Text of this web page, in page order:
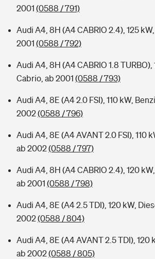
2001 (0588 / 791)
Audi A4, 8H (A4 CABRIO 2.4), 125
2001 (0588 / 792)
Audi A4, 8H (A4 CABRIO 1.8 TURBO),
Cabrio, ab 2001 (0588 / 793)
Audi A4, 8E (A4 2.0 FSI), 110 kW,
2002(0588 / 796)
Audi A4, 8E (A4 AVANT 2.0 FSI), 110
ab 2002(0588 / 797)
Audi A4, 8H (A4 CABRIO 2.4), 120
ab 2001 (0588 / 798)
Audi A4, 8E (A4 2.5 TDI), 120 kW,
2002(0588 / 804)
Audi A4, 8E (A4 AVANT 2.5 TDI), 120
ab 2002(0588 / 805)